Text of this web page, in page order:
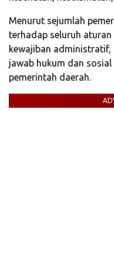
Menurut sejumlah
terhadap seluruh
kewajiban administratif,
jawab hukum dan
pemerintah daerah.